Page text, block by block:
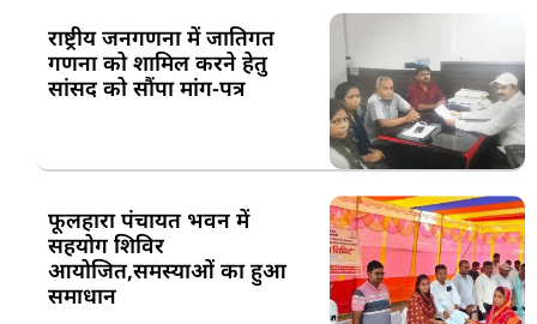
राष्ट्रीय जनगणना में जातिगत
गणना को शामिल करने हेतु
सांसद को सौंपा मांग-पत्र
फूलहारा पंचायत भवन में
सहयोग शिविर
आयोजित,समस्याओं का हुआ
समाधान